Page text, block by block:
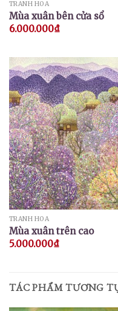
TRANH HOA
Mùa xuân bên cửa sổ
6.000.000₫
TRANH HOA
Mùa xuân trên cao
5.000.000₫
TÁC PHẨM TƯƠNG